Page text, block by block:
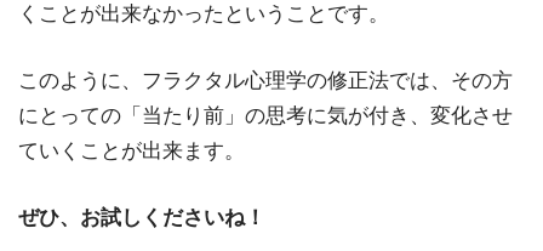
くことが出来なかったということです。
このように、フラクタル心理学の修正法では、その方
にとっての「当たり前」の思考に気が付き、変化させ
ていくことが出来ます。
ぜひ、お試しくださいね！